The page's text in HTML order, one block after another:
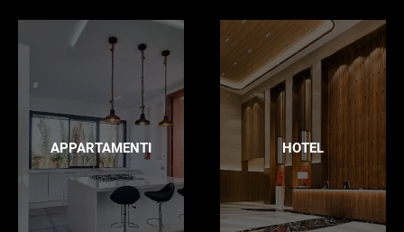
APPARTAMENTI HOTEL